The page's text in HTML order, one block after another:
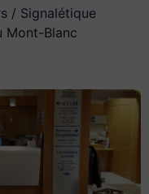
/ Signalétique
Mont-Blanc